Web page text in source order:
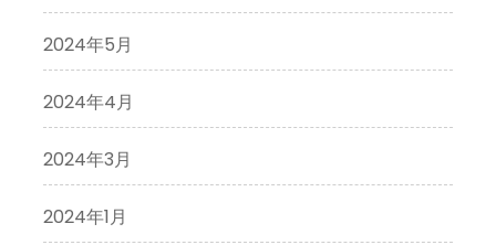
2024年5月
2024年4月
2024年3月
2024年1月